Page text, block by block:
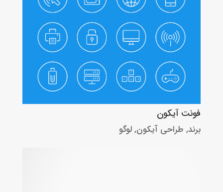
فونت آیکون
برند, طراحی آیکون,لوگو